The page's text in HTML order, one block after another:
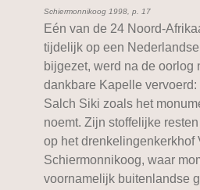
Schiermonnikoog 1998, p. 17
Eén van de 24 Noord-
tijdelijk op een
bijgezet, werd na de oorlog
dankbare Kapelle
Salch Siki zoals het
noemt. Zijn stoffelijke
op het drenkelingenkerkhof
Schiermonnikoog, waar
voornamelijk buitenlandse